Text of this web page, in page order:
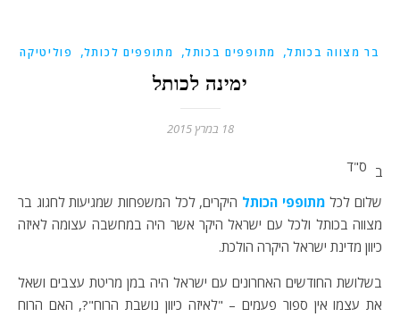
בר מצווה בכותל, מתופפים בכותל, מתופפים לכותל, פוליטיקה
ימינה לכותל
18 במרץ 2015
ב ס"ד
שלום לכל מתופפי הכותל היקרים, לכל המשפחות שמגיעות לחגוג בר
מצווה בכותל ולכל עם ישראל היקר אשר היה במחשבה עצומה לאיזה
כיוון מדינת ישראל היקרה הולכת.
בשלושת החודשים האחרונים עם ישראל היה במן מריטת עצבים ושאל
את עצמו אין ספור פעמים – "לאיזה כיוון נושבת הרוח"?, האם הרוח